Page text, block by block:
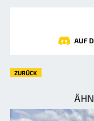
AUF
ZURÜCK